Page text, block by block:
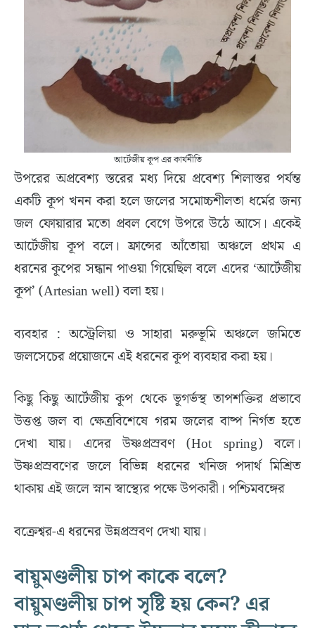
আর্টেজীয় কূপ এর কার্যনীতি
উপরের অপ্রবেশ্য স্তরের মধ্য দিয়ে প্রবেশ্য শিলাস্তর পর্যন্ত
একটি কূপ খনন করা হলে জলের সমোচ্চশীলতা ধর্মের জন্য
জল ফোয়ারার মতো প্রবল বেগে উপরে উঠে আসে। একেই
আর্টেজীয় কূপ বলে। ফ্রান্সের আঁতোয়া অঞ্চলে প্রথম এ
ধরনের কূপের সন্ধান পাওয়া গিয়েছিল বলে এদের ‘আর্টেজীয়
কূপ’ (Artesian well) বলা হয়।
ব্যবহার : অস্ট্রেলিয়া ও সাহারা মরুভূমি অঞ্চলে জমিতে
জলসেচের প্রয়োজনে এই ধরনের কূপ ব্যবহার করা হয়।
কিছু কিছু আর্টেজীয় কূপ থেকে ভূগর্ভস্থ তাপশক্তির প্রভাবে
উত্তপ্ত জল বা ক্ষেত্রবিশেষে গরম জলের বাষ্প নির্গত হতে
দেখা যায়। এদের উষ্ণপ্রস্রবণ (Hot spring) বলে।
উষ্ণপ্রস্রবণের জলে বিভিন্ন ধরনের খনিজ পদার্থ মিশ্রিত
থাকায় এই জলে স্নান স্বাস্থ্যের পক্ষে উপকারী। পশ্চিমবঙ্গের
বক্রেশ্বর-এ ধরনের উন্নপ্রস্রবণ দেখা যায়।
বায়ুমণ্ডলীয় চাপ কাকে বলে?
বায়ুমণ্ডলীয় চাপ সৃষ্টি হয় কেন? এর